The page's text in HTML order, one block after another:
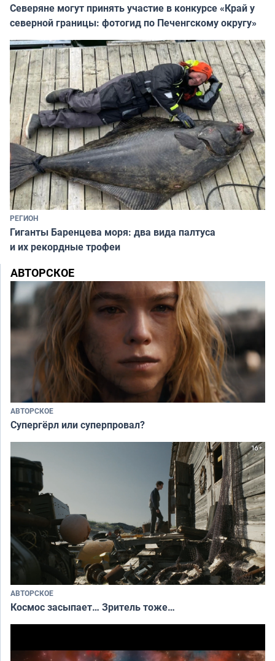
Северяне могут принять участие в конкурсе «Край у
северной границы: фотогид по Печенгскому округу»
РЕГИОН
Гиганты Баренцева моря: два вида палтуса
и их рекордные трофеи
АВТОРСКОЕ
АВТОРСКОЕ
Супергёрл или суперпровал?
АВТОРСКОЕ
Космос засыпает… Зритель тоже…